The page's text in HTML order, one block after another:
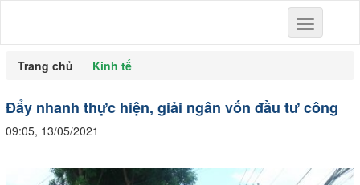
Toggle
navigation
Trang chủ
Kinh tế
Đẩy nhanh thực hiện, giải ngân vốn đầu tư công
09:05, 13/05/2021